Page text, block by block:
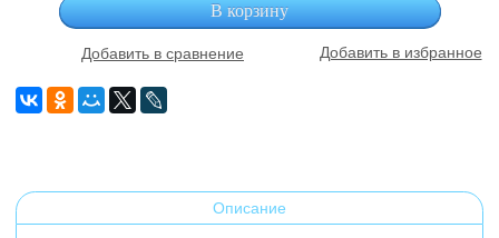
В корзину
Добавить в сравнение Добавить в избранное
Описание